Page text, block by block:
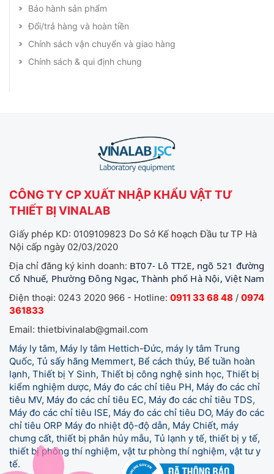
Bảo hành sản phẩm
Đổi/trả hàng và hoàn tiền
Chính sách vận chuyển và giao hàng
Chính sách & qui định chung
CÔNG TY CP XUẤT NHẬP KHẨU VẬT TƯ
THIẾT BỊ VINALAB
Giấy phép KD: 0109109823 Do Sở Kế hoạch Đầu tư TP Hà
Nội cấp ngày 02/03/2020
Địa chỉ đăng ký kinh doanh: BT07- Lô TT2E, ngõ 521 đường
Cổ Nhuế, Phường Đông Ngạc, Thành phố Hà Nội, Việt Nam
Điện thoại: 0243 2020 966 - Hotline: 0911 33 68 48 / 0974
361833
Email: thietbivinalab@gmail.com
Máy ly tâm, Máy ly tâm Hettich-Đức, máy ly tâm Trung
Quốc, Tủ sấy hãng Memmert, Bể cách thủy, Bể tuần hoàn
lạnh, Thiết bị Y Sinh, Thiết bị công nghệ sinh học, Thiết bị
kiểm nghiệm dược, Máy đo các chỉ tiêu PH, Máy đo các chỉ
tiêu MV, Máy đo các chỉ tiêu EC, Máy đo các chỉ tiêu TDS,
Máy đo các chỉ tiêu ISE, Máy đo các chỉ tiêu DO, Máy đo các
chỉ tiêu ORP Máy đo nhiệt độ-độ dẫn, Máy Chiết, máy
chưng cất, thiết bị phân hủy mẫu, Tủ lạnh y tế, thiết bị y tế,
thiết bị phòng thí nghiệm, vật tư phòng thí nghiệm, vật tư y
tế.